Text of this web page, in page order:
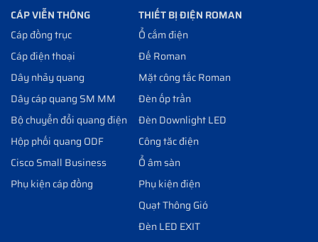
CÁP VIỄN THÔNG
Cáp đồng trục
Cáp điện thoại
Dây nhảy quang
Dây cáp quang SM MM
Bộ chuyển đổi quang điện
Hộp phối quang ODF
Cisco Small Business
Phụ kiện cáp đồng
THIẾT BỊ ĐIỆN ROMAN
Ổ cắm điện
Đế Roman
Mặt công tắc Roman
Đèn ốp trần
Đèn Downlight LED
Công tăc điện
Ổ âm sàn
Phụ kiện điện
Quạt Thông Gió
Đèn LED EXIT